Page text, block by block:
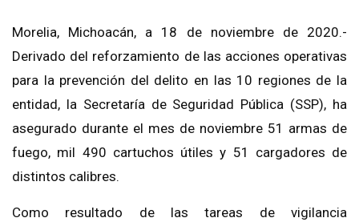
Morelia, Michoacán, a 18 de noviembre de 2020.-
Derivado del reforzamiento de las acciones operativas
para la prevención del delito en las 10 regiones de la
entidad, la Secretaría de Seguridad Pública (SSP), ha
asegurado durante el mes de noviembre 51 armas de
fuego, mil 490 cartuchos útiles y 51 cargadores de
distintos calibres.
Como resultado de las tareas de vigilancia